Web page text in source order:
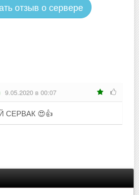
отзыв о сервере
9.05.2020 в 00:07
😍👍